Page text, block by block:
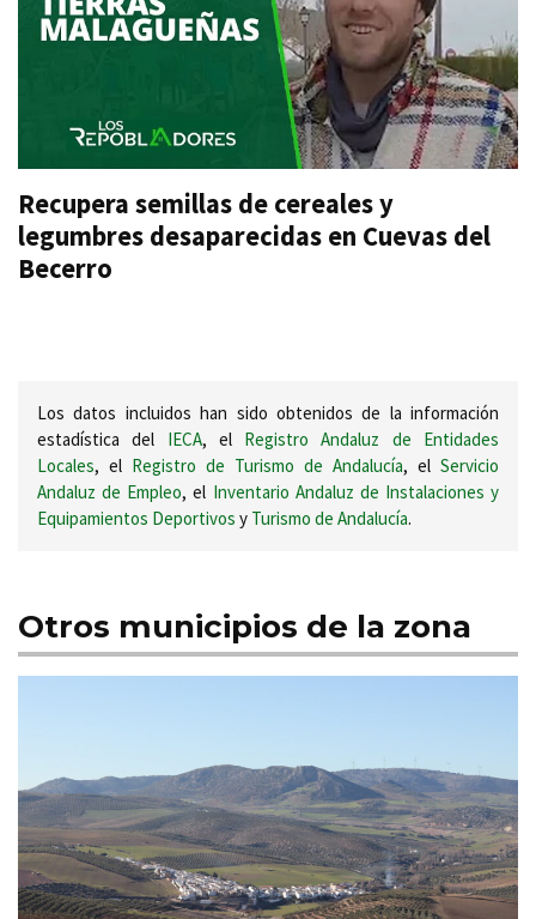
Recupera semillas de cereales y
legumbres desaparecidas en Cuevas del
Becerro
Los datos incluidos han sido obtenidos de la información
estadística del IECA, el Registro Andaluz de Entidades
Locales, el Registro de Turismo de Andalucía, el Servicio
Andaluz de Empleo, el Inventario Andaluz de Instalaciones y
Equipamientos Deportivos y Turismo de Andalucía.
Otros municipios de la zona